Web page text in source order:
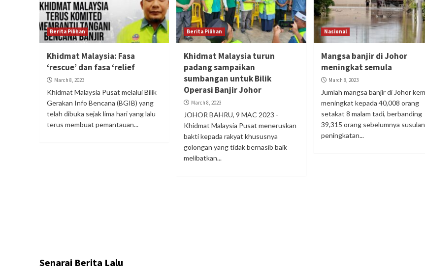
Berita Pilihan
Khidmat Malaysia: Fasa
‘rescue’ dan fasa ‘relief
March 8, 2023
Khidmat Malaysia Pusat melalui Bilik
Gerakan Info Bencana (BGIB) yang
telah dibuka sejak lima hari yang lalu
terus membuat pemantauan...
Berita Pilihan
Khidmat Malaysia turun
padang sampaikan
sumbangan untuk Bilik
Operasi Banjir Johor
March 8, 2023
JOHOR BAHRU, 9 MAC 2023 -
Khidmat Malaysia Pusat meneruskan
bakti kepada rakyat khususnya
golongan yang tidak bernasib baik
melibatkan...
Nasional
Mangsa banjir di Johor
meningkat semula
March 8, 2023
Jumlah mangsa banjir di Johor
meningkat kepada 40,008 orang
setakat 8 malam tadi, berbanding
39,315 orang sebelumnya susulan
peningkatan...
Senarai Berita Lalu